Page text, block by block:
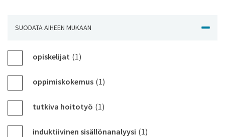
opiskelijat (1)
oppimiskokemus (1)
tutkiva hoitotyö (1)
induktiivinen sisällönanalyysi (1)
SUODATA AIHEEN MUKAAN NÄYTÄ